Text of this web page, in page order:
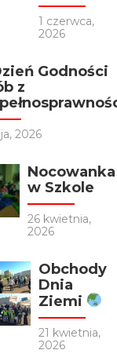
1 czerwca,
2026
Godności
z
2026
Nocowanka
w Szkole
26 kwietnia,
2026
Obchody
Dnia
Ziemi
21 kwietnia,
2026